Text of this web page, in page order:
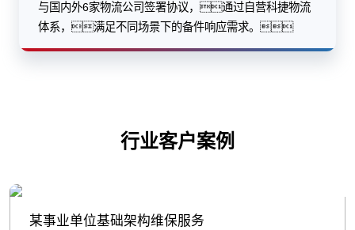
与国内外6家物流公司签署协议，通过自营科捷物流
体系，满足不同场景下的备件响应需求。
行业客户案例
某事业单位基础架构维保服务